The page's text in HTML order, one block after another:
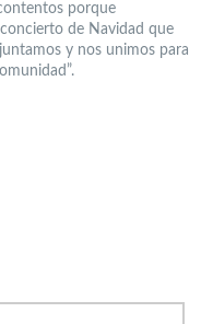
porque
de Navidad que
y nos unimos para